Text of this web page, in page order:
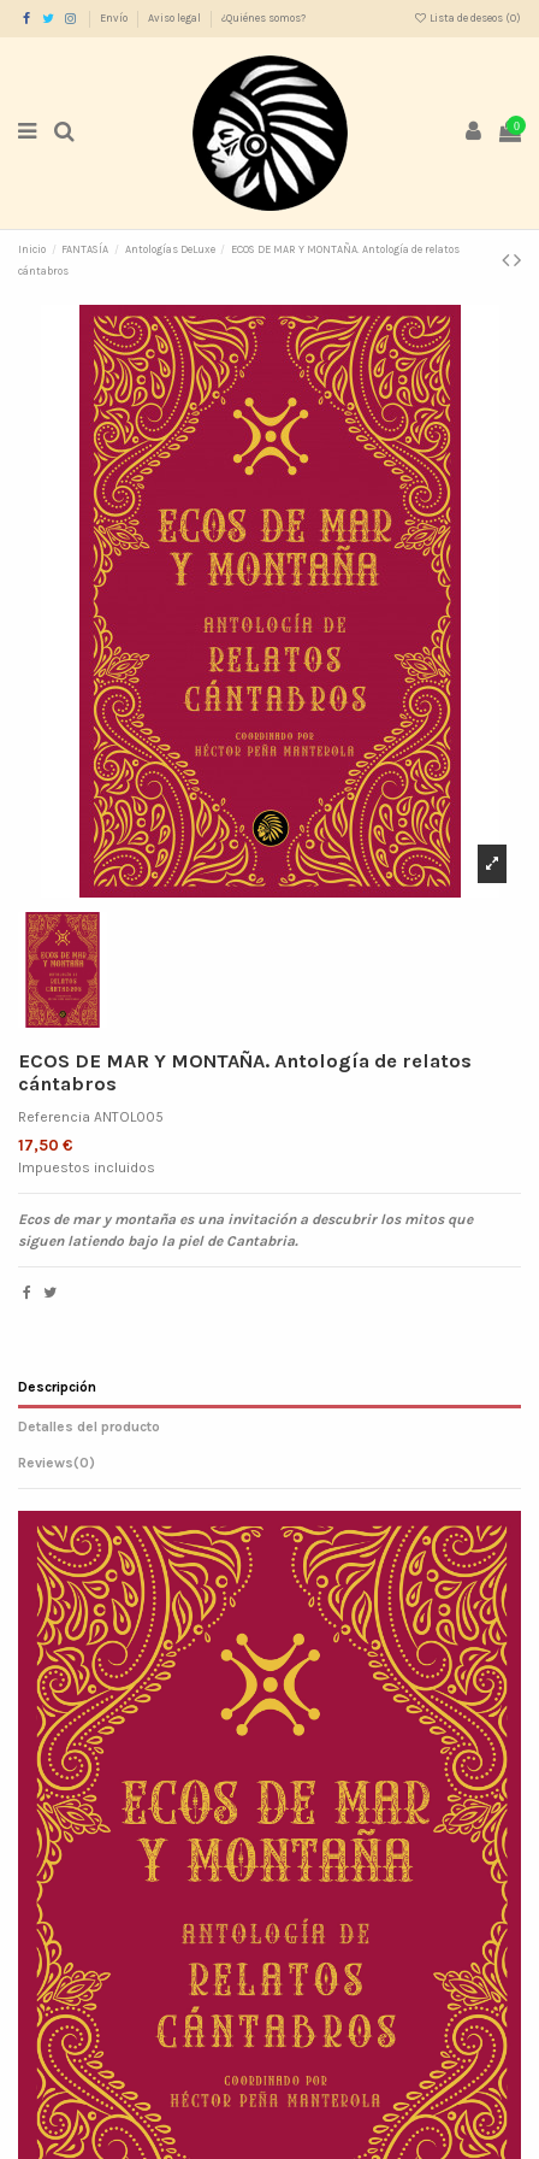
Envío Aviso legal ¿Quiénes somos? Lista de deseos (0)
0
Inicio FANTASÍA Antologías DeLuxe
ECOS DE MAR Y MONTAÑA. Antología de relatos
cántabros
ECOS DE MAR Y MONTAÑA. Antología de relatos
cántabros
Referencia ANTOL005
17,50 €
Impuestos incluidos
Ecos de mar y montaña es una invitación a descubrir los mitos que
siguen latiendo bajo la piel de Cantabria.
Descripción
Detalles del producto
Reviews(0)